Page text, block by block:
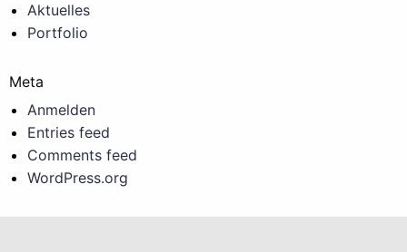
Aktuelles
Portfolio
Meta
Anmelden
Entries feed
Comments feed
WordPress.org